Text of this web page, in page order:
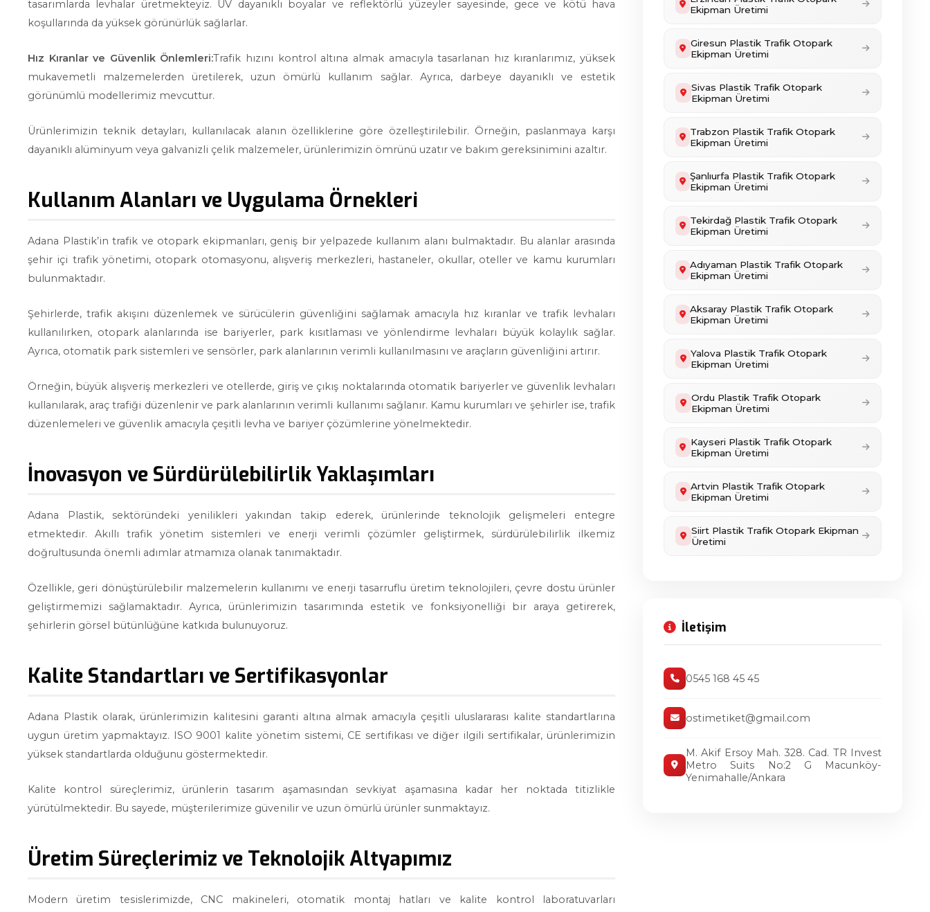
tasarımlarda levhalar üretmekteyiz. UV dayanıklı boyalar ve reflektörlü yüzeyler sayesinde, gece ve kötü hava
koşullarında da yüksek görünürlük sağlarlar.
Hız Kıranlar ve Güvenlik Önlemleri:Trafik hızını kontrol altına almak amacıyla tasarlanan hız kıranlarımız, yüksek
mukavemetli malzemelerden üretilerek, uzun ömürlü kullanım sağlar. Ayrıca, darbeye dayanıklı ve estetik
görünümlü modellerimiz mevcuttur.
Ürünlerimizin teknik detayları, kullanılacak alanın özelliklerine göre özelleştirilebilir. Örneğin, paslanmaya karşı
dayanıklı alüminyum veya galvanizli çelik malzemeler, ürünlerimizin ömrünü uzatır ve bakım gereksinimini azaltır.
Kullanım Alanları ve Uygulama Örnekleri
Adana Plastik’in trafik ve otopark ekipmanları, geniş bir yelpazede kullanım alanı bulmaktadır. Bu alanlar arasında
şehir içi trafik yönetimi, otopark otomasyonu, alışveriş merkezleri, hastaneler, okullar, oteller ve kamu kurumları
bulunmaktadır.
Şehirlerde, trafik akışını düzenlemek ve sürücülerin güvenliğini sağlamak amacıyla hız kıranlar ve trafik levhaları
kullanılırken, otopark alanlarında ise bariyerler, park kısıtlaması ve yönlendirme levhaları büyük kolaylık sağlar.
Ayrıca, otomatik park sistemleri ve sensörler, park alanlarının verimli kullanılmasını ve araçların güvenliğini artırır.
Örneğin, büyük alışveriş merkezleri ve otellerde, giriş ve çıkış noktalarında otomatik bariyerler ve güvenlik levhaları
kullanılarak, araç trafiği düzenlenir ve park alanlarının verimli kullanımı sağlanır. Kamu kurumları ve şehirler ise, trafik
düzenlemeleri ve güvenlik amacıyla çeşitli levha ve bariyer çözümlerine yönelmektedir.
İnovasyon ve Sürdürülebilirlik Yaklaşımları
Adana Plastik, sektöründeki yenilikleri yakından takip ederek, ürünlerinde teknolojik gelişmeleri entegre
etmektedir. Akıllı trafik yönetim sistemleri ve enerji verimli çözümler geliştirmek, sürdürülebilirlik ilkemiz
doğrultusunda önemli adımlar atmamıza olanak tanımaktadır.
Özellikle, geri dönüştürülebilir malzemelerin kullanımı ve enerji tasarruflu üretim teknolojileri, çevre dostu ürünler
geliştirmemizi sağlamaktadır. Ayrıca, ürünlerimizin tasarımında estetik ve fonksiyonelliği bir araya getirerek,
şehirlerin görsel bütünlüğüne katkıda bulunuyoruz.
Kalite Standartları ve Sertifikasyonlar
Adana Plastik olarak, ürünlerimizin kalitesini garanti altına almak amacıyla çeşitli uluslararası kalite standartlarına
uygun üretim yapmaktayız. ISO 9001 kalite yönetim sistemi, CE sertifikası ve diğer ilgili sertifikalar, ürünlerimizin
yüksek standartlarda olduğunu göstermektedir.
Kalite kontrol süreçlerimiz, ürünlerin tasarım aşamasından sevkiyat aşamasına kadar her noktada titizlikle
yürütülmektedir. Bu sayede, müşterilerimize güvenilir ve uzun ömürlü ürünler sunmaktayız.
Üretim Süreçlerimiz ve Teknolojik Altyapımız
Modern üretim tesislerimizde, CNC makineleri, otomatik montaj hatları ve kalite kontrol laboratuvarları
Ekipman Üretimi
Giresun Plastik Trafik Otopark
Ekipman Üretimi
Sivas Plastik Trafik Otopark
Ekipman Üretimi
Trabzon Plastik Trafik Otopark
Ekipman Üretimi
Şanlıurfa Plastik Trafik Otopark
Ekipman Üretimi
Tekirdağ Plastik Trafik Otopark
Ekipman Üretimi
Adıyaman Plastik Trafik Otopark
Ekipman Üretimi
Aksaray Plastik Trafik Otopark
Ekipman Üretimi
Yalova Plastik Trafik Otopark
Ekipman Üretimi
Ordu Plastik Trafik Otopark
Ekipman Üretimi
Kayseri Plastik Trafik Otopark
Ekipman Üretimi
Artvin Plastik Trafik Otopark
Ekipman Üretimi
Siirt Plastik Trafik Otopark Ekipman
Üretimi
İletişim
0545 168 45 45
ostimetiket@gmail.com
M. Akif Ersoy Mah. 328. Cad. TR Invest
Metro Suits No:2 G Macunköy-
Yenimahalle/Ankara